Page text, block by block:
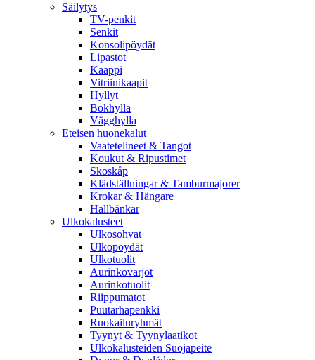
Säilytys
TV-penkit
Senkit
Konsolipöydät
Lipastot
Kaappi
Vitriinikaapit
Hyllyt
Bokhylla
Vägghylla
Eteisen huonekalut
Vaatetelineet & Tangot
Koukut & Ripustimet
Skoskåp
Klädställningar & Tamburmajorer
Krokar & Hängare
Hallbänkar
Ulkokalusteet
Ulkosohvat
Ulkopöydät
Ulkotuolit
Aurinkovarjot
Aurinkotuolit
Riippumatot
Puutarhapenkki
Ruokailuryhmät
Tyynyt & Tyynylaatikot
Ulkokalusteiden Suojapeite